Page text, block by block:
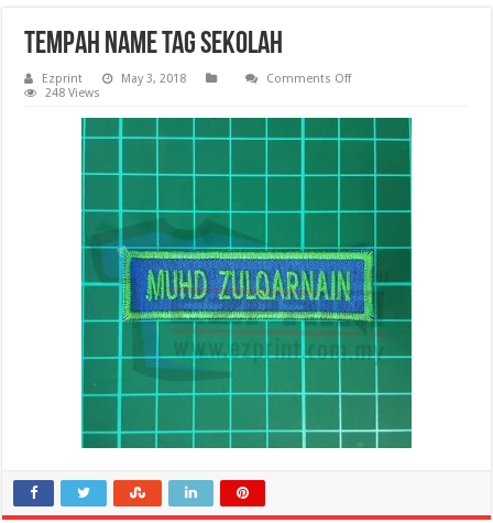
tempah name tag sekolah
Ezprint May 3, 2018 Comments Offon
tag
sekolah
248 Views